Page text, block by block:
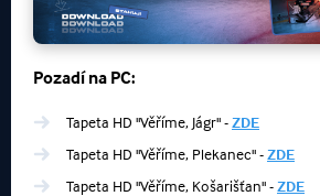
Pozadí na PC:
Tapeta HD "Věříme, Jágr" -ZDE
Tapeta HD "Věříme, Plekanec" -ZDE
Tapeta HD "Věříme, Košarišťan" -ZDE